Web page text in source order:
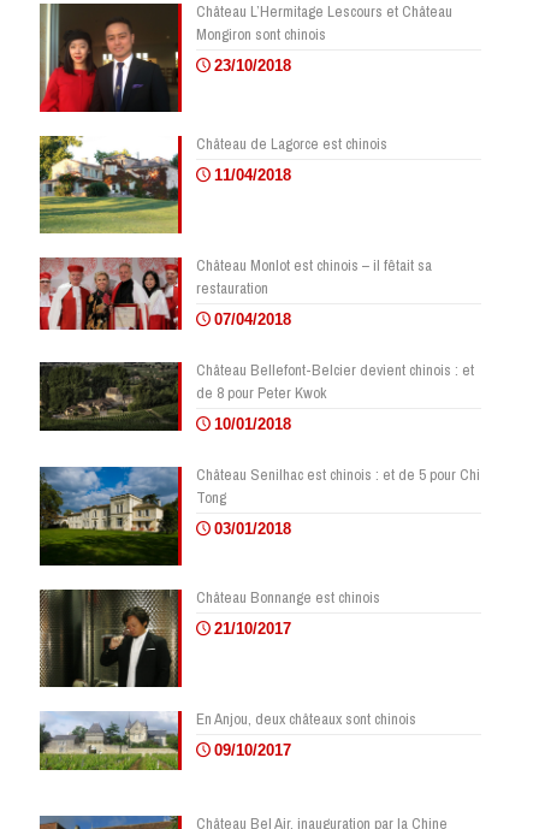
Château L’Hermitage Lescours et Château
Mongiron sont chinois
23/10/2018
Château de Lagorce est chinois
11/04/2018
Château Monlot est chinois – il fêtait sa
restauration
07/04/2018
Château Bellefont-Belcier devient chinois : et
de 8 pour Peter Kwok
10/01/2018
Château Senilhac est chinois : et de 5 pour Chi
Tong
03/01/2018
Château Bonnange est chinois
21/10/2017
En Anjou, deux châteaux sont chinois
09/10/2017
Château Bel Air, inauguration par la Chine